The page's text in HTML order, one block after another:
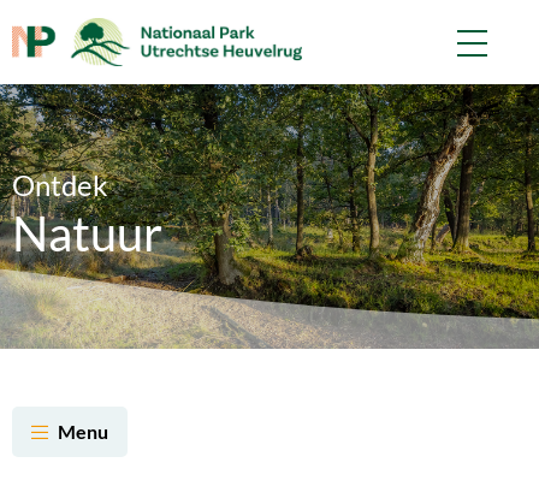
Ontdek
Natuur
Menu